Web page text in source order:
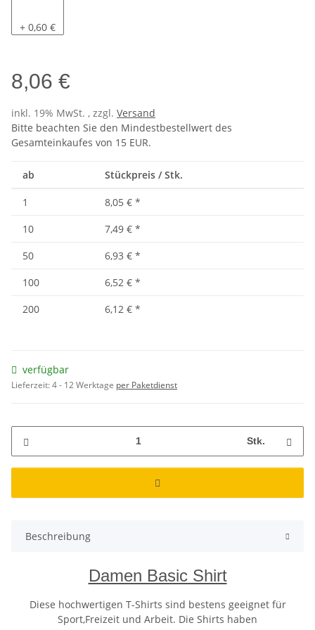
Pacific
+ 0,60 €
8,06 €
inkl. 19% MwSt. , zzgl. Versand
Bitte beachten Sie den Mindestbestellwert des
Gesamteinkaufes von 15 EUR.
ab Stückpreis / Stk.
1 8,05 € *
10
7,49 € *
50
6,93 € *
100
6,52 € *
200
6,12 € *
verfügbar
Lieferzeit:4 - 12 Werktage per Paketdienst
Stk.
Beschreibung
Damen Basic Shirt
Diese hochwertigen T-Shirts sind bestens geeignet für
Sport,Freizeit und Arbeit. Die Shirts haben